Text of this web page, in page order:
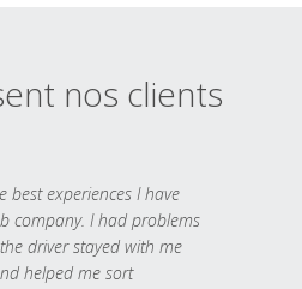
nos clients
best experiences I have
company. I had problems
driver stayed with me
helped me sort